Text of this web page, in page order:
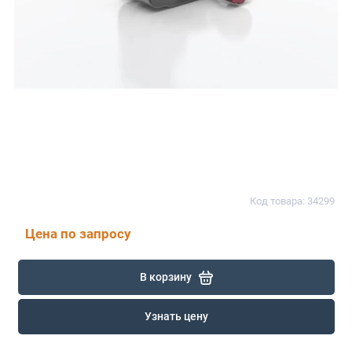
Код товара: 34299
Цена по запросу
В корзину
Узнать цену